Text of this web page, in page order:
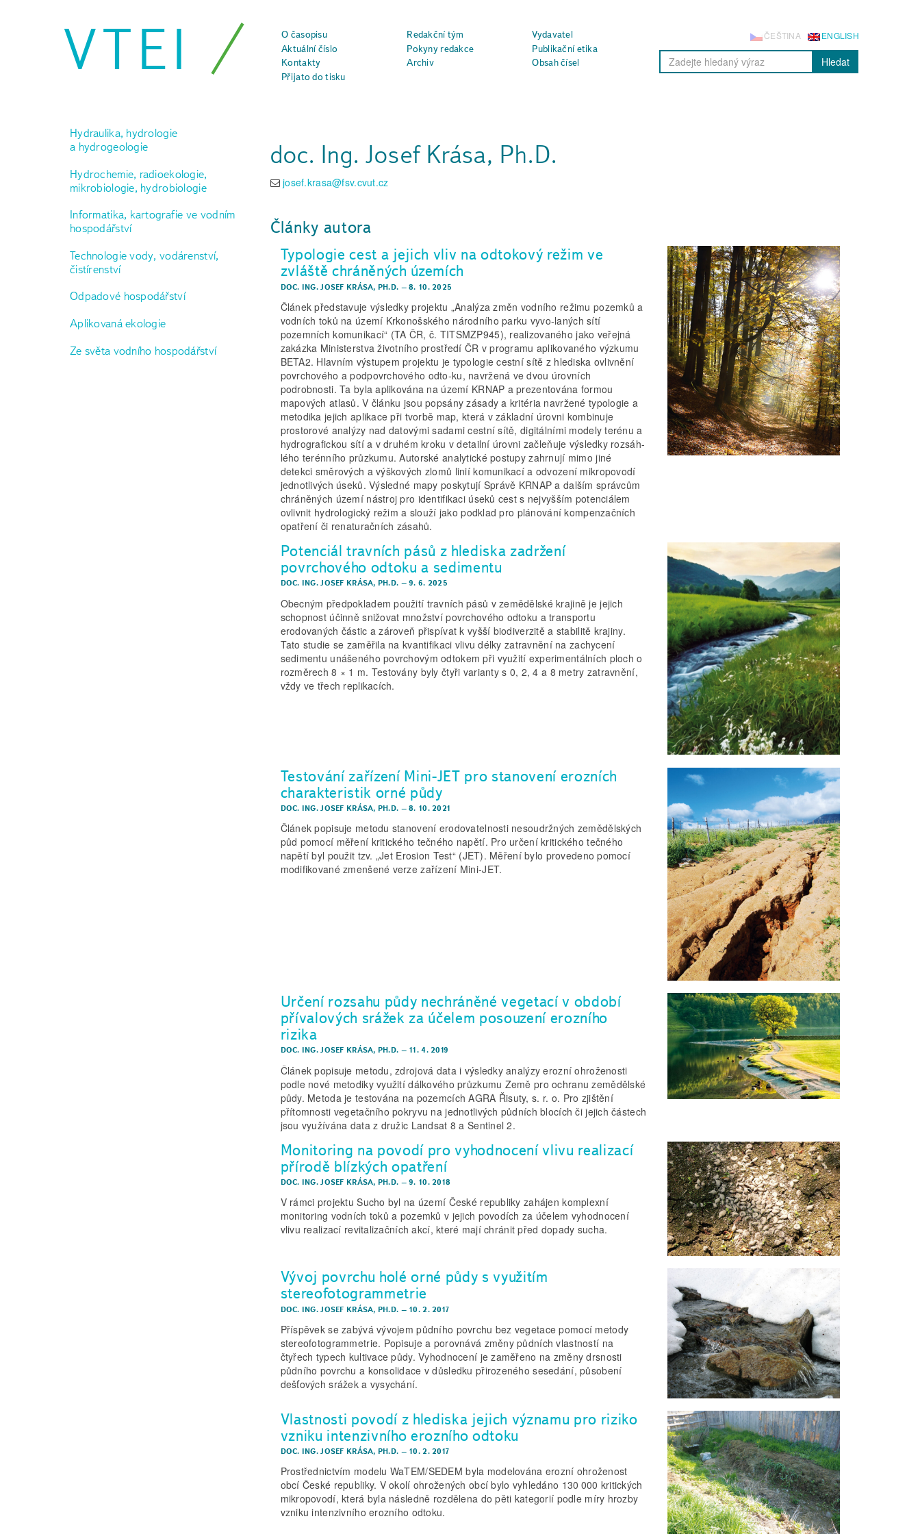
VTEI O časopisu Redakční tým
Vydavatel
Aktuální číslo
Pokyny redakce
Publikační etika
Kontakty
Archiv
Obsah čísel
Přijato do tisku
ENGLISH
ČEŠTINA
Hledat
Hydraulika, hydrologie
a hydrogeologie
Hydrochemie, radioekologie,
mikrobiologie, hydrobiologie
Informatika, kartografie ve vodním
hospodářství
Technologie vody, vodárenství,
čistírenství
Odpadové hospodářství
Aplikovaná ekologie
Ze světa vodního hospodářství
doc. Ing. Josef Krása, Ph.D.
josef.krasa@fsv.cvut.cz
Články autora
Typologie cest a jejich vliv na odtokový režim ve
zvláště chráněných územích
DOC. ING. JOSEF KRÁSA, PH.D. –8. 10. 2025
Článek představuje výsledky projektu „Analýza změn vodního režimu pozemků a
vodních toků na území Krkonošského národního parku vyvo-laných sítí
pozemních komunikací“ (TA ČR, č. TITSMZP945), realizovaného jako veřejná
zakázka Ministerstva životního prostředí ČR v programu aplikovaného výzkumu
BETA2. Hlavním výstupem projektu je typologie cestní sítě z hlediska ovlivnění
povrchového a podpovrchového odto-ku, navržená ve dvou úrovních
podrobnosti. Ta byla aplikována na území KRNAP a prezentována formou
mapových atlasů. V článku jsou popsány zásady a kritéria navržené typologie a
metodika jejich aplikace při tvorbě map, která v základní úrovni kombinuje
prostorové analýzy nad datovými sadami cestní sítě, digitálními modely terénu a
hydrografickou sítí a v druhém kroku v detailní úrovni začleňuje výsledky rozsáh-
lého terénního průzkumu. Autorské analytické postupy zahrnují mimo jiné
detekci směrových a výškových zlomů linií komunikací a odvození mikropovodí
jednotlivých úseků. Výsledné mapy poskytují Správě KRNAP a dalším správcům
chráněných území nástroj pro identifikaci úseků cest s nejvyšším potenciálem
ovlivnit hydrologický režim a slouží jako podklad pro plánování kompenzačních
opatření či renaturačních zásahů.
Potenciál travních pásů z hlediska zadržení
povrchového odtoku a sedimentu
DOC. ING. JOSEF KRÁSA, PH.D. –9. 6. 2025
Obecným předpokladem použití travních pásů v zemědělské krajině je jejich
schopnost účinně snižovat množství povrchového odtoku a transportu
erodovaných částic a zároveň přispívat k vyšší biodiverzitě a stabilitě krajiny.
Tato studie se zaměřila na kvantifikaci vlivu délky zatravnění na zachycení
sedimentu unášeného povrchovým odtokem při využití experimentálních ploch o
rozměrech 8 × 1 m. Testovány byly čtyři varianty s 0, 2, 4 a 8 metry zatravnění,
vždy ve třech replikacích.
Testování zařízení Mini-JET pro stanovení erozních
charakteristik orné půdy
DOC. ING. JOSEF KRÁSA, PH.D. –8. 10. 2021
Článek popisuje metodu stanovení erodovatelnosti nesoudržných zemědělských
půd pomocí měření kritického tečného napětí. Pro určení kritického tečného
napětí byl použit tzv. „Jet Erosion Test“ (JET). Měření bylo provedeno pomocí
modifikované zmenšené verze zařízení Mini-JET.
Určení rozsahu půdy nechráněné vegetací v období
přívalových srážek za účelem posouzení erozního
rizika
DOC. ING. JOSEF KRÁSA, PH.D. – 11. 4. 2019
Článek popisuje metodu, zdrojová data i výsledky analýzy erozní ohroženosti
podle nové metodiky využití dálkového průzkumu Země pro ochranu zemědělské
půdy. Metoda je testována na pozemcích AGRA Řisuty, s. r. o. Pro zjištění
přítomnosti vegetačního pokryvu na jednotlivých půdních blocích či jejich částech
jsou využívána data z družic Landsat 8 a Sentinel 2.
Monitoring na povodí pro vyhodnocení vlivu realizací
přírodě blízkých opatření
DOC. ING. JOSEF KRÁSA, PH.D. –9. 10. 2018
V rámci projektu Sucho byl na území České republiky zahájen komplexní
monitoring vodních toků a pozemků v jejich povodích za účelem vyhodnocení
vlivu realizací revitalizačních akcí, které mají chránit před dopady sucha.
Vývoj povrchu holé orné půdy s využitím
stereofotogrammetrie
DOC. ING. JOSEF KRÁSA, PH.D. – 10. 2. 2017
Příspěvek se zabývá vývojem půdního povrchu bez vegetace pomocí metody
stereofotogrammetrie. Popisuje a porovnává změny půdních vlastností na
čtyřech typech kultivace půdy. Vyhodnocení je zaměřeno na změny drsnosti
půdního povrchu a konsolidace v důsledku přirozeného sesedání, působení
dešťových srážek a vysychání.
Vlastnosti povodí z hlediska jejich významu pro riziko
vzniku intenzivního erozního odtoku
DOC. ING. JOSEF KRÁSA, PH.D. – 10. 2. 2017
Prostřednictvím modelu WaTEM/SEDEM byla modelována erozní ohroženost
obcí České republiky. V okolí ohrožených obcí bylo vyhledáno 130 000 kritických
mikropovodí, která byla následně rozdělena do pěti kategorií podle míry hrozby
vzniku intenzivního erozního odtoku.